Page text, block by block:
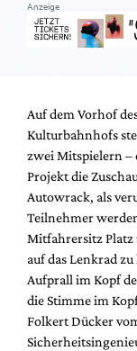
Anzeige
Auf dem Vorhof
Kulturbahnhofs
zwei Mitspielern –
Projekt die
Autowrack, als
Teilnehmer
Mitfahrersitz Platz
auf das Lenkrad
Aufprall im Kopf
die Stimme im
Folkert Dücker